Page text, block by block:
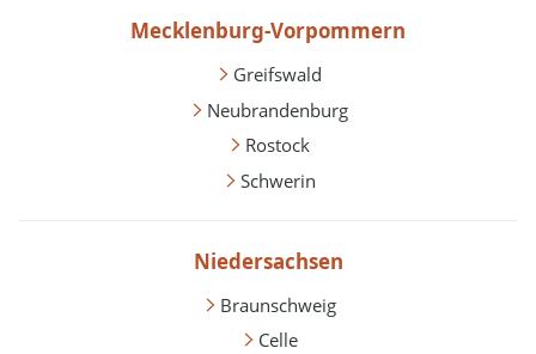
Mecklenburg-Vorpommern
Greifswald
Neubrandenburg
Rostock
Schwerin
Niedersachsen
Braunschweig
Celle